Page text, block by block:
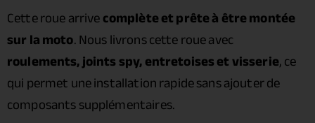
Cette roue arrivecomplète et prête à être montée
sur la moto. Nous livrons cette roue avec
roulements, joints spy, entretoises et visserie, ce
qui permet une installation rapide sans ajouter de
composants supplémentaires.